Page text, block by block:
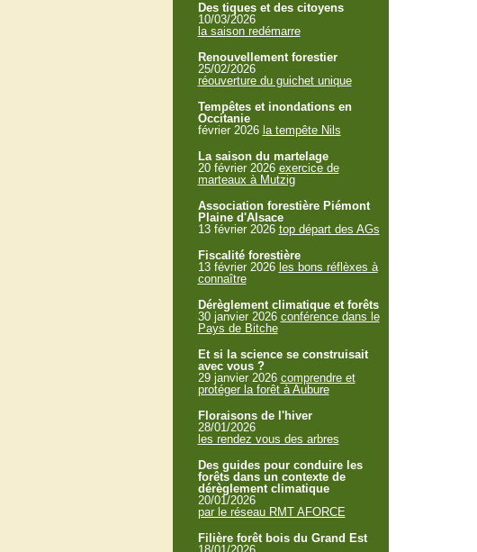
Des tiques et des citoyens
10/03/2026
la saison redémarre
Renouvellement forestier
25/02/2026
réouverture du guichet unique
Tempêtes et inondations en
Occitanie
février 2026 la tempête Nils
La saison du martelage
20 février 2026 exercice de
marteaux à Mutzig
Association forestière Piémont
Plaine d'Alsace
13 février 2026 top départ des AGs
Fiscalité forestière
13 février 2026 les bons réflèxes à
connaître
Dérèglement climatique et forêts
30 janvier 2026 conférence dans le
Pays de Bitche
Et si la science se construisait
avec vous ?
29 janvier 2026 comprendre et
protéger la forêt à Aubure
Floraisons de l'hiver
28/01/2026
les rendez vous des arbres
Des guides pour conduire les
forêts dans un contexte de
dérèglement climatique
20/01/2026
par le réseau RMT AFORCE
Filière forêt bois du Grand Est